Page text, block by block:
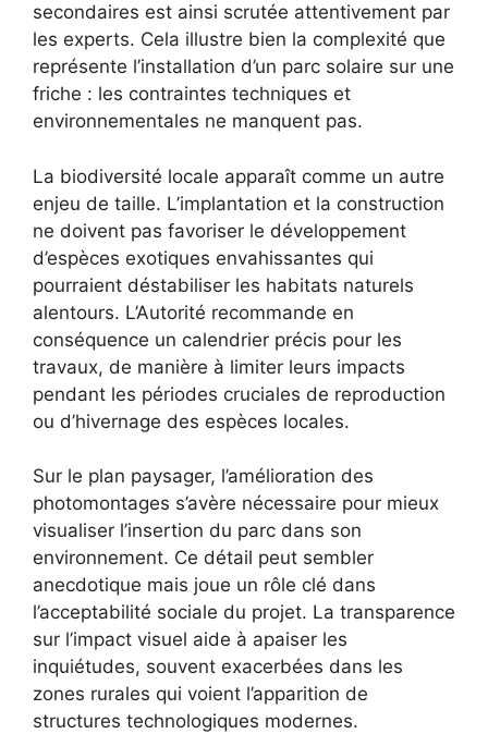
secondaires est ainsi scrutée attentivement par
les experts. Cela illustre bien la complexité que
représente l’installation d’un parc solaire sur une
friche : les contraintes techniques et
environnementales ne manquent pas.
La biodiversité locale apparaît comme un autre
enjeu de taille. L’implantation et la construction
ne doivent pas favoriser le développement
d’espèces exotiques envahissantes qui
pourraient déstabiliser les habitats naturels
alentours. L’Autorité recommande en
conséquence un calendrier précis pour les
travaux, de manière à limiter leurs impacts
pendant les périodes cruciales de reproduction
ou d’hivernage des espèces locales.
Sur le plan paysager, l’amélioration des
photomontages s’avère nécessaire pour mieux
visualiser l’insertion du parc dans son
environnement. Ce détail peut sembler
anecdotique mais joue un rôle clé dans
l’acceptabilité sociale du projet. La transparence
sur l’impact visuel aide à apaiser les
inquiétudes, souvent exacerbées dans les
zones rurales qui voient l’apparition de
structures technologiques modernes.